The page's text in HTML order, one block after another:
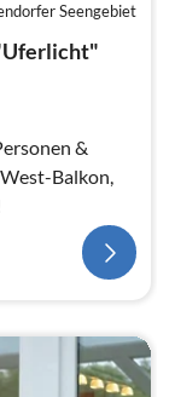
Seengebiet
&
Balkon,